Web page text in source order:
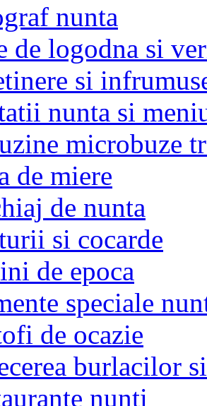
nunta
de logodna si
si
nunta si
microbuze
de miere
de nunta
si cocarde
de epoca
speciale
de ocazie
burlacilor
nunti